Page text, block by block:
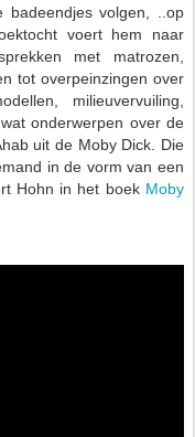
volgen, ..op
voert hem naar
met matrozen,
tot overpeinzingen over
milieuvervuiling,
onderwerpen over de
uit de Moby Dick . Die
in de vorm van een
Hohn in het boek Moby